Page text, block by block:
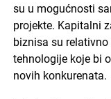
su u mogućnosti
projekte. Kapitalni
biznisa su
tehnologije koje bi
novih konkurenata.